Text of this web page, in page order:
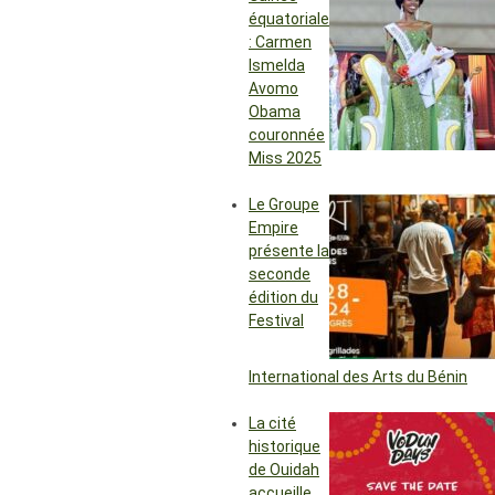
équatoriale
: Carmen
Ismelda
Avomo
Obama
couronnée
Miss 2025
Le Groupe
Empire
présente la
seconde
édition du
Festival
International des Arts du Bénin
La cité
historique
de Ouidah